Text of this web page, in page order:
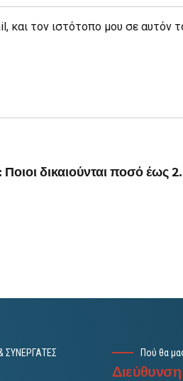
και τον ιστότοπο μου σε αυτόν
δικαιούνται ποσό έως
ΣΥΝΕΡΓΑΤΕΣ Πού θα
Διεύθυνση